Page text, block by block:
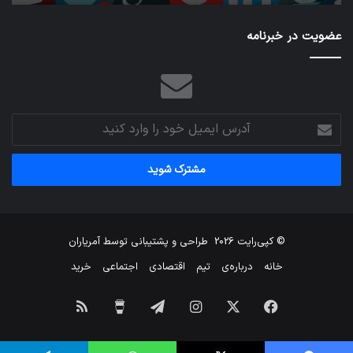
عضویت در خبرنامه
آدرس
ایمیل
خود
وارد
© کپی‌رایت 2026 طراحی و پشتیبانی توسطآمریاران
خانه
درباره‌ی تیم اقتصادی اجتماعی خرید
فیس
بوک
اینستاگرامتلگرام
من
خوراک